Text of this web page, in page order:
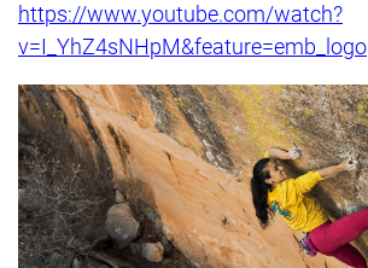
https://www.youtube.com/watch?
v=I_YhZ4sNHpM&feature=emb_logo